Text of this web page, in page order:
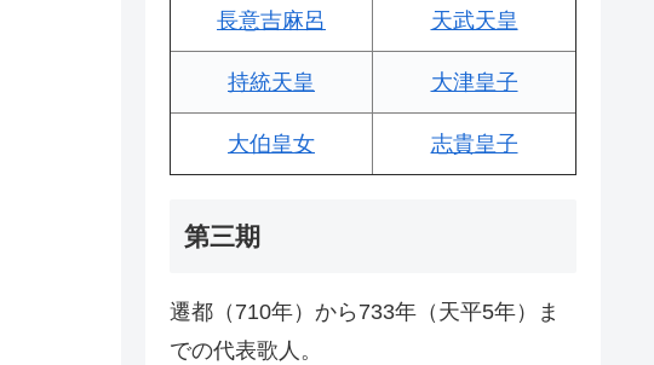
長意吉麻呂 天武天皇
持統天皇 大津皇子
大伯皇女 志貴皇子
第三期
遷都（710年）から733年（天平5年）ま
での代表歌人。